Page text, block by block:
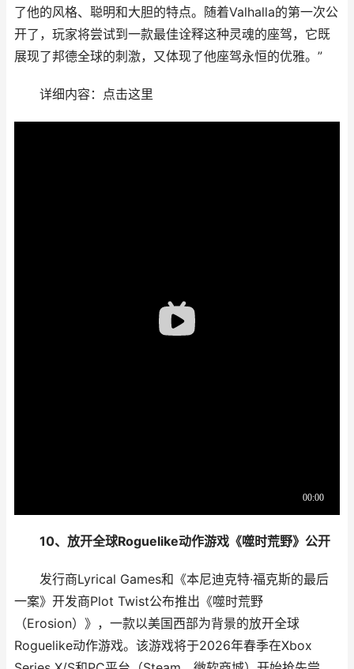
了他的风格、聪明和大胆的特点。随着Valhalla的第一次公
开了，玩家将尝试到一款最佳诠释这种灵魂的座驾，它既
展现了邦德全球的刺激，又体现了他座驾永恒的优雅。”
详细内容：点击这里
10、放开全球Roguelike动作游戏《噬时荒野》公开
发行商Lyrical Games和《本尼迪克特·福克斯的最后
一案》开发商Plot Twist公布推出《噬时荒野
（Erosion）》，一款以美国西部为背景的放开全球
Roguelike动作游戏。该游戏将于2026年春季在Xbox